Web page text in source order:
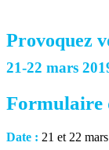
Provoquez
21-22 mars
Formulaire
Date : 21 et 22